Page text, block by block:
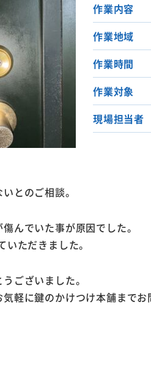
作業内容
作業地域
作業時間
作業対象
現場担当者
とのご相談。
んでいた事が原因でした。
ただきました。
ございました。
軽に鍵のかけつけ本舗までお